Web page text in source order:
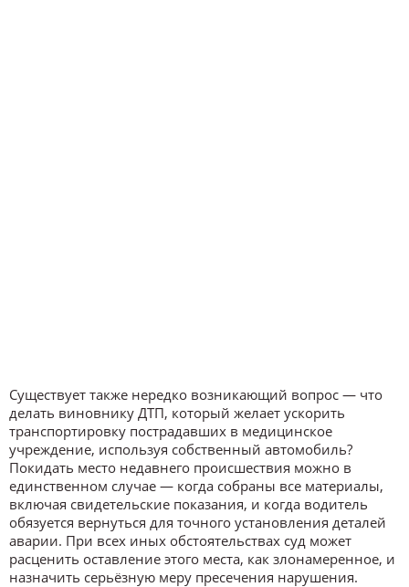
Существует также нередко возникающий вопрос — что
делать виновнику ДТП, который желает ускорить
транспортировку пострадавших в медицинское
учреждение, используя собственный автомобиль?
Покидать место недавнего происшествия можно в
единственном случае — когда собраны все материалы,
включая свидетельские показания, и когда водитель
обязуется вернуться для точного установления деталей
аварии. При всех иных обстоятельствах суд может
расценить оставление этого места, как злонамеренное, и
назначить серьёзную меру пресечения нарушения.